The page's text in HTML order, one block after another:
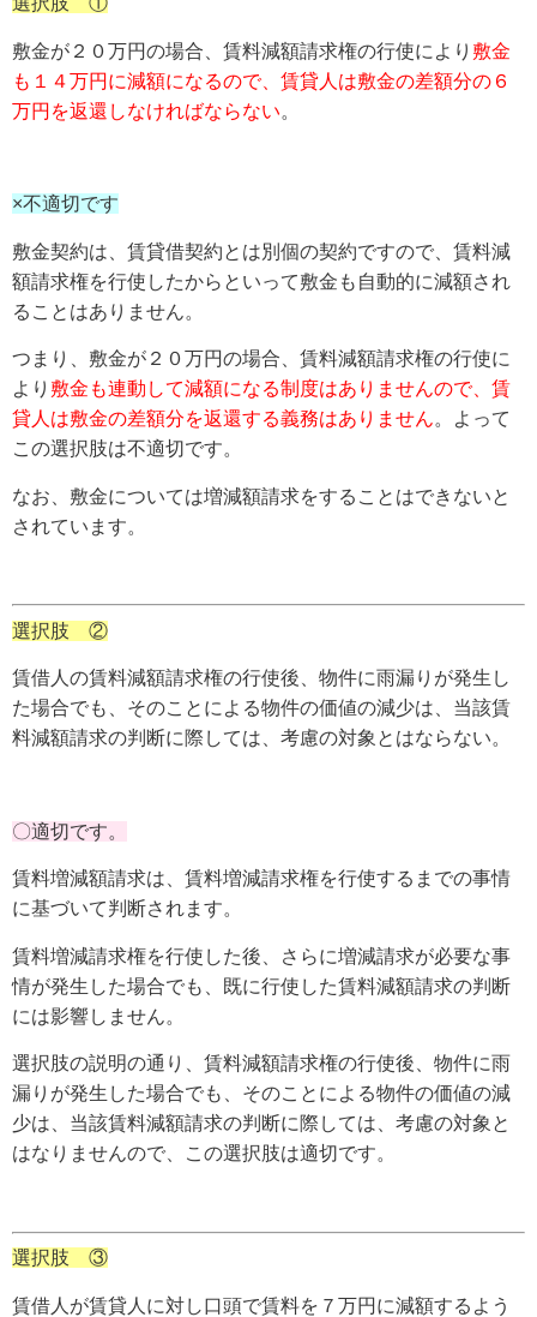
敷金が２０万円の場合、賃料減額請求権の行使により 敷金
も１４万円に減額になるので、賃貸人は敷金の差額分の６
万円を返還しなければならない。
×不適切です
敷金契約は、賃貸借契約とは別個の契約ですので、賃料減
額請求権を行使したからといって敷金も自動的に減額され
ることはありません。
つまり、敷金が２０万円の場合、賃料減額請求権の行使に
より 敷金も連動して減額になる制度はありませんので、賃
貸人は敷金の差額分を返還する義務はありません。よって
この選択肢は不適切です。
なお、敷金については増減額請求をすることはできないと
されています。
選択肢 ②
賃借人の賃料減額請求権の行使後、物件に雨漏りが発生し
た場合でも、そのことによる物件の価値の減少は、当該賃
料減額請求の判断に際しては、考慮の対象とはならない。
〇適切です。
賃料増減額請求は、賃料増減請求権を行使するまでの事情
に基づいて判断されます。
賃料増減請求権を行使した後、さらに増減請求が必要な事
情が発生した場合でも、既に行使した賃料減額請求の判断
には影響しません。
選択肢の説明の通り、賃料減額請求権の行使後、物件に雨
漏りが発生した場合でも、そのことによる物件の価値の減
少は、当該賃料減額請求の判断に際しては、考慮の対象と
はなりませんので、この選択肢は適切です。
選択肢 ③
賃借人が賃貸人に対し口頭で賃料を７万円に減額するよう